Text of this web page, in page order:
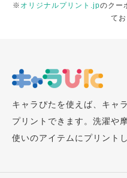
※ オリジナルプリント.jpのクー
てお
キャラぴたを使えば、キャ
プリントできます。洗濯や
使いのアイテムにプリント